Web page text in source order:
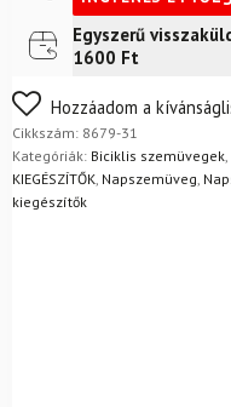
mennyiség
Futár a címre2 400
FoxPost
Egyszerű
1600 Ft
Nem biztos a
egyszerűen
Mik a visszaküldés
Hozzáadom a
Cikkszám: 8679-31
Kategóriák: Biciklis szemüvegek
KIEGÉSZÍTŐK Napszemüveg
kiegészítők